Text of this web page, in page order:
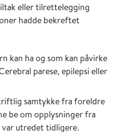
eller tilrettelegging
hadde bekreftet
kan ha og som kan påvirke
parese, epilepsi eller
samtykke fra foreldre
be om opplysninger fra
utredet tidligere.